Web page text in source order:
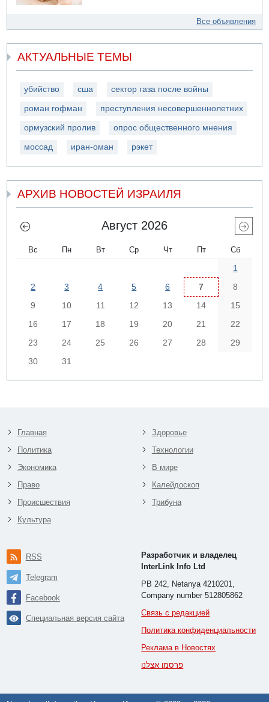
Все объявления
АКТУАЛЬНЫЕ ТЕМЫ
убийство сша сектор газа после войны
роман гофман преступления несовершеннолетних
ормузский пролив опрос общественного мнения
моссад иран-оман рэкет
АРХИВ НОВОСТЕЙ ИЗРАИЛЯ
Август 2026
Вс Пн Вт Ср Чт Пт Сб
1
2
3 4 5 6 7
8
9
10 11 12 13 14
15
16
17 18 19 20 21
22
23
24 25 26 27 28
29
30
31
Главная
Политика
Экономика
Право
Происшествия
Культура
Здоровье
Технологии
В мире
Калейдоскоп
Трибуна
RSS
Telegram
Facebook
Специальная версия сайта
Разработчик и владелец
InterLink Info Ltd
PB 242, Netanya 4210201,
Company number 512805862
Связь с редакцией
Политика конфиденциальности
Реклама в Новостях
פרסמו אצלנו